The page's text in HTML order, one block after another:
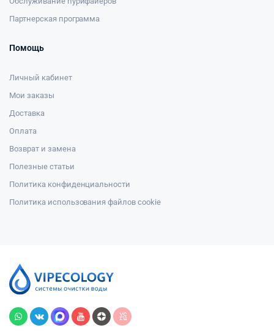
Партнерская программа
Помощь
Личный кабинет
Мои заказы
Доставка
Оплата
Возврат и замена
Полезные статьи
Политика конфиденциальности
Политика использования файлов cookie